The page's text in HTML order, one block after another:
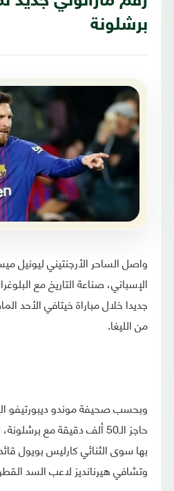
برشلونة
واصل الساحر الأرجنتيني ليونيل
الإسباني، صناعة التاريخ مع
من الليغا.
وبحسب صحيفة موندو ديبورتيفو
حاجز الـ50 ألف دقيقة مع
بها سوى الثنائي كارليس بويول قائد
وتشافي هيرنانديز لاعب السد